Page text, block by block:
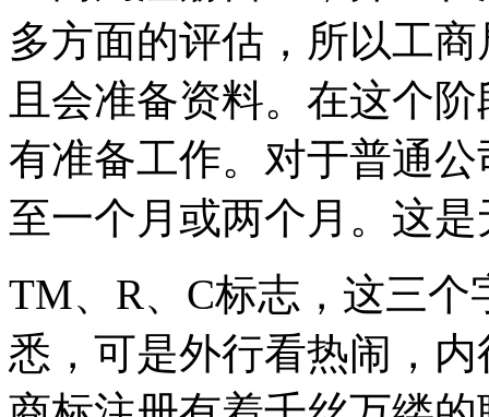
多方面的评估，所以工
且会准备资料。在这个
有准备工作。对于普通
至一个月或两个月。这
TM、R、C标志，这三
悉，可是外行看热闹，